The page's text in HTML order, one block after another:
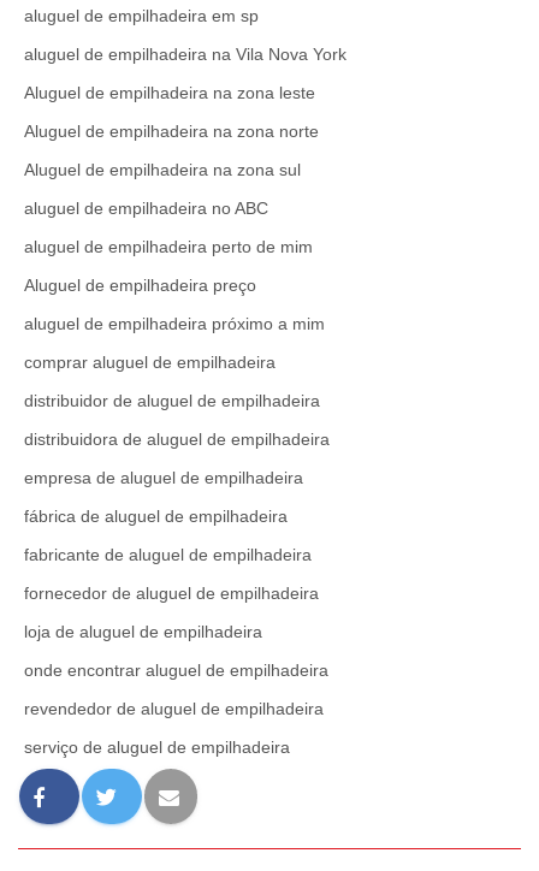
aluguel de empilhadeira em sp
aluguel de empilhadeira na Vila Nova York
Aluguel de empilhadeira na zona leste
Aluguel de empilhadeira na zona norte
Aluguel de empilhadeira na zona sul
aluguel de empilhadeira no ABC
aluguel de empilhadeira perto de mim
Aluguel de empilhadeira preço
aluguel de empilhadeira próximo a mim
comprar aluguel de empilhadeira
distribuidor de aluguel de empilhadeira
distribuidora de aluguel de empilhadeira
empresa de aluguel de empilhadeira
fábrica de aluguel de empilhadeira
fabricante de aluguel de empilhadeira
fornecedor de aluguel de empilhadeira
loja de aluguel de empilhadeira
onde encontrar aluguel de empilhadeira
revendedor de aluguel de empilhadeira
serviço de aluguel de empilhadeira